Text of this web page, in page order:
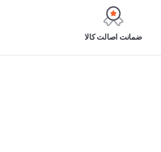
ضمانت اصالت کالا